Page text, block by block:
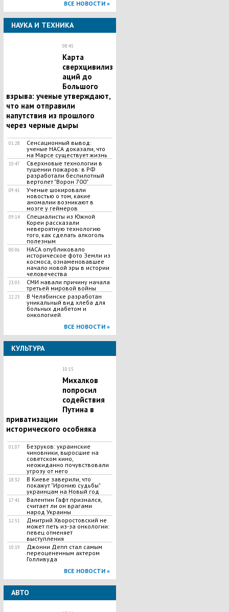
ВСЕ НОВОСТИ »
НАУКА И ТЕХНИКА
08:45
Карта
сверхцивилиз
аций до
Большого
взрыва: ученые утверждают,
что нам отправили
напутствия из прошлого
через черные дыры
01:28
Сенсационный вывод:
ученые НАСА доказали, что
на Марсе существует жизнь
10:47
Сверхновые технологии в
тушении пожаров: в РФ
разработали беспилотный
вертолет "Ворон 700"
09:41
Ученые шокировали
новостью о том, какие
аномалии возникают в
мозге у геймеров
09:14
Специалисты из Южной
Кореи рассказали
невероятную технологию
того, как сделать алкоголь
полезным
00:06
НАСА опубликовало
историческое фото Земли из
космоса, ознаменовавшее
начало новой эры в истории
человечества
23:05
СМИ навали причину начала
третьей мировой войны
22:25
В Челябинске разработан
уникальный вид хлеба для
больных диабетом и
онкологией
ВСЕ НОВОСТИ »
КУЛЬТУРА
10:15
Михалков
попросил
содействия
Путина в
приватизации
исторического особняка
01:07
Безруков: украинские
чиновники, выросшие на
советском кино,
неожиданно почувствовали
угрозу от него
18:32
В Киеве заверили, что
покажут "Иронию судьбы"
украинцам на Новый год
17:41
Валентин Гафт признался,
считает ли он врагами
народ Украины
12:51
Дмитрий Хворостовский не
может петь из-за онкологии:
певец отменяет
выступления
10:19
Джонни Депп стал самым
переоцененным актером
Голливуда
ВСЕ НОВОСТИ »
АВТО